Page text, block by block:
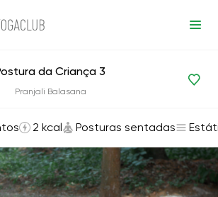
Posturas sentadas
da Criança 3
Pranjali Balasana
2 kcal Posturas sentadas